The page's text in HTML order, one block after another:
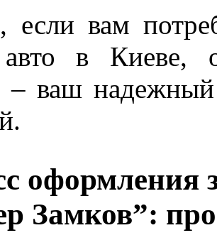
если вам
авто в Киеве,
– ваш
оформления
Замков”: